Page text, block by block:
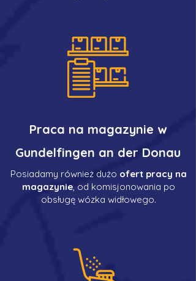
Praca na magazynie w
Gundelfingen an der Donau
Posiadamy również dużo ofert pracy na
magazynie, od komisjonowania po
obsługę wózka widłowego.